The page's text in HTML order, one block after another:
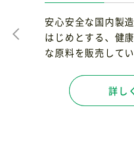
安心安全な国内製
はじめとする、健
な原料を販売してい
詳し
健康食品製造会社
全な商品をお届け
詳し
信頼性の高いメー
品原料を販売いた
詳し
化粧品製造会社と
引き受けいたしま
売も行っておりま
詳し